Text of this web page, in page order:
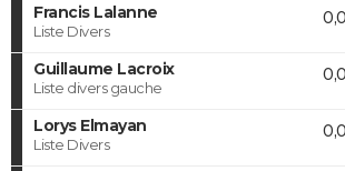
Francis Lalanne
Liste Divers
Guillaume Lacroix
Liste divers gauche
Lorys Elmayan
Liste Divers